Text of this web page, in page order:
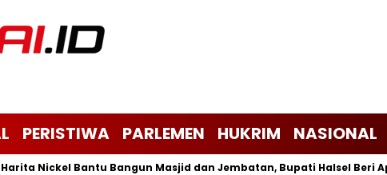
PERISTIWA PARLEMEN HUKRIM NASIONAL
Bantu Bangun Masjid dan Jembatan, Bupati Halsel Beri Apresiasi